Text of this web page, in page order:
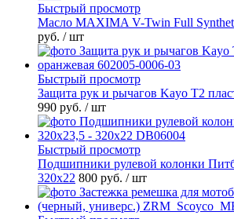
Быстрый просмотр
Масло MAXIMA V-Twin Full
руб. / шт
Быстрый просмотр
Защита рук и рычагов Kayo T2
990 руб. / шт
Быстрый просмотр
Подшипники рулевой колонки
320x22 800 руб. / шт